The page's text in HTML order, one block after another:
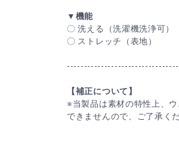
▼機能
〇 洗える（洗濯機洗浄可）
〇 ストレッチ（表地）
【補正について】
※当製品は素材の特性上、
できませんので、ご了承く